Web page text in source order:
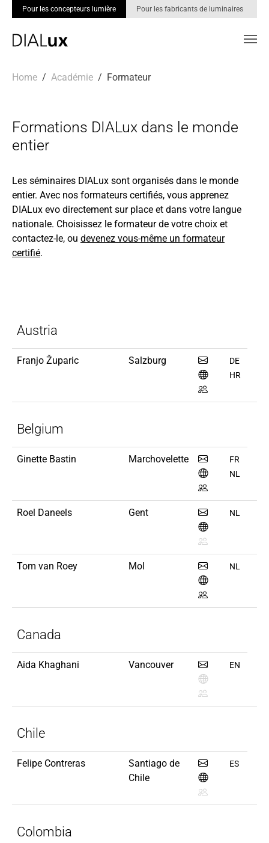
Pour les concepteurs lumière Pour les fabricants de luminaires
Home Académie Formateur
Formations DIALux dans le monde
entier
Les séminaires DIALux sont organisés dans le monde
entier. Avec nos formateurs certifiés, vous apprenez
DIALux evo directement sur place et dans votre langue
nationale. Choisissez le formateur de votre choix et
contactez-le, ou devenez vous-même un formateur
certifié.
Austria
Franjo Župaric Salzburg
DE
HR
Belgium
Ginette Bastin Marchovelette
FR
NL
Roel Daneels Gent NL
Tom van Roey Mol NL
Canada
Aida Khaghani Vancouver EN
Chile
Felipe Contreras
Santiago de
Chile
ES
Colombia